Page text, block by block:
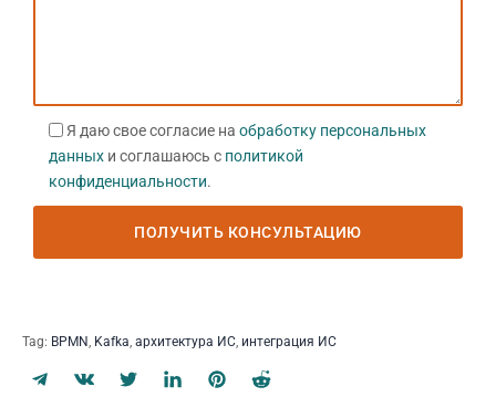
Я даю свое согласие на обработку персональных
данных и соглашаюсь с политикой
конфиденциальности.
Tag: BPMN Kafka архитектура ИС интеграция ИС